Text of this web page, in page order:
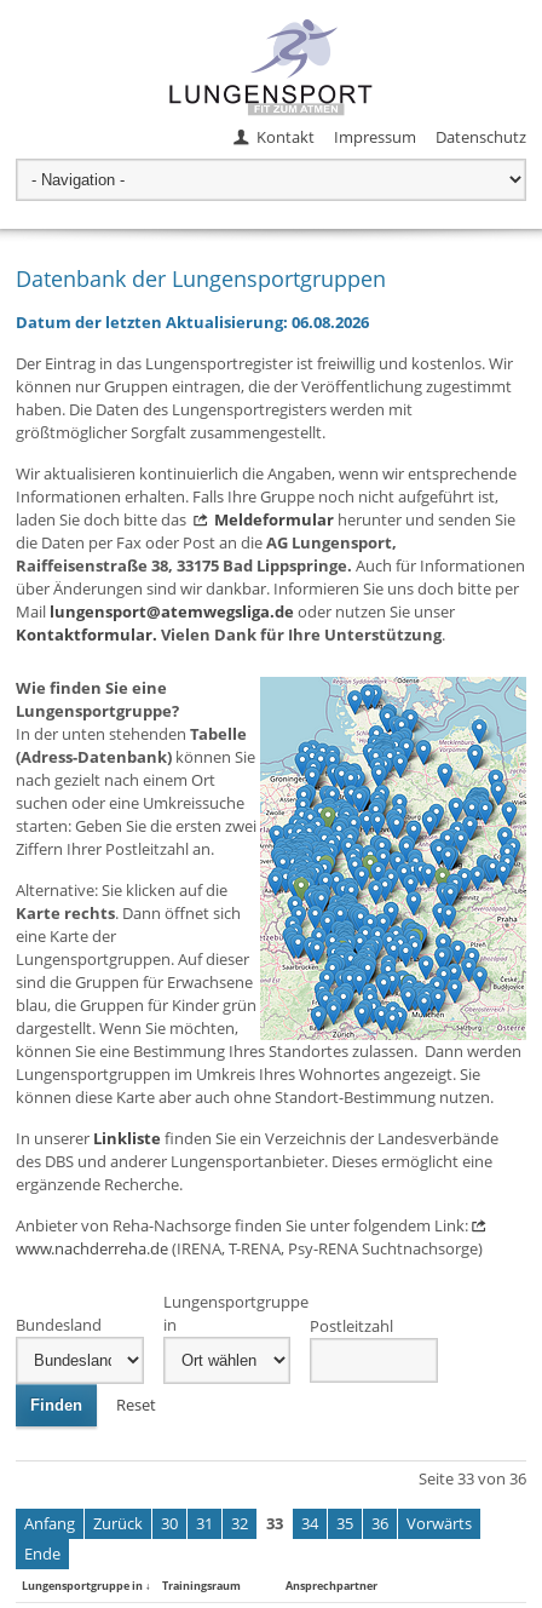
Kontakt Impressum Datenschutz
Datenbank der Lungensportgruppen
Datum der letzten Aktualisierung: 06.08.2026
Der Eintrag in das Lungensportregister ist freiwillig und kostenlos. Wir
können nur Gruppen eintragen, die der Veröffentlichung zugestimmt
haben. Die Daten des Lungensportregisters werden mit
größtmöglicher Sorgfalt zusammengestellt.
Wir aktualisieren kontinuierlich die Angaben, wenn wir entsprechende
Informationen erhalten. Falls Ihre Gruppe noch nicht aufgeführt ist,
laden Sie doch bitte das
Meldeformular herunter und senden Sie
die Daten per Fax oder Post an dieAG Lungensport,
Raiffeisenstraße 38, 33175 Bad Lippspringe. Auch für Informationen
über Änderungen sind wir dankbar. Informieren Sie uns doch bitte per
Mail lungensport@atemwegsliga.de oder nutzen Sie unser
Kontaktformular. Vielen Dank für Ihre Unterstützung.
Wie finden Sie eine
Lungensportgruppe?
In der unten stehenden Tabelle
(Adress-Datenbank) können Sie
nach gezielt nach einem Ort
suchen oder eine Umkreissuche
starten: Geben Sie die ersten zwei
Ziffern Ihrer Postleitzahl an.
Alternative: Sie klicken auf die
Karte rechts. Dann öffnet sich
eine Karte der
Lungensportgruppen. Auf dieser
sind die Gruppen für Erwachsene
blau, die Gruppen für Kinder grün
dargestellt. Wenn Sie möchten,
können Sie eine Bestimmung Ihres Standortes zulassen. Dann werden
Lungensportgruppen im Umkreis Ihres Wohnortes angezeigt. Sie
können diese Karte aber auch ohne Standort-Bestimmung nutzen.
In unserer Linkliste finden Sie ein Verzeichnis der Landesverbände
des DBS und anderer Lungensportanbieter. Dieses ermöglicht eine
ergänzende Recherche.
Anbieter von Reha-Nachsorge finden Sie unter folgendem Link:
www.nachderreha.de(IRENA, T-RENA, Psy-RENA Suchtnachsorge)
Bundesland
Lungensportgruppe
in
Postleitzahl
Finden Reset
Seite 33 von 36
Anfang Zurück 30 31 32 33 34 35 36
Vorwärts
Ende
Lungensportgruppe in ↓ Trainingsraum Ansprechpartner